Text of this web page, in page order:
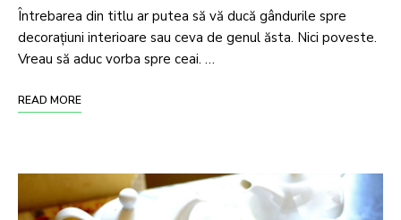
Întrebarea din titlu ar putea să vă ducă gândurile spre
decorațiuni interioare sau ceva de genul ăsta. Nici poveste.
Vreau să aduc vorba spre ceai. …
READ MORE